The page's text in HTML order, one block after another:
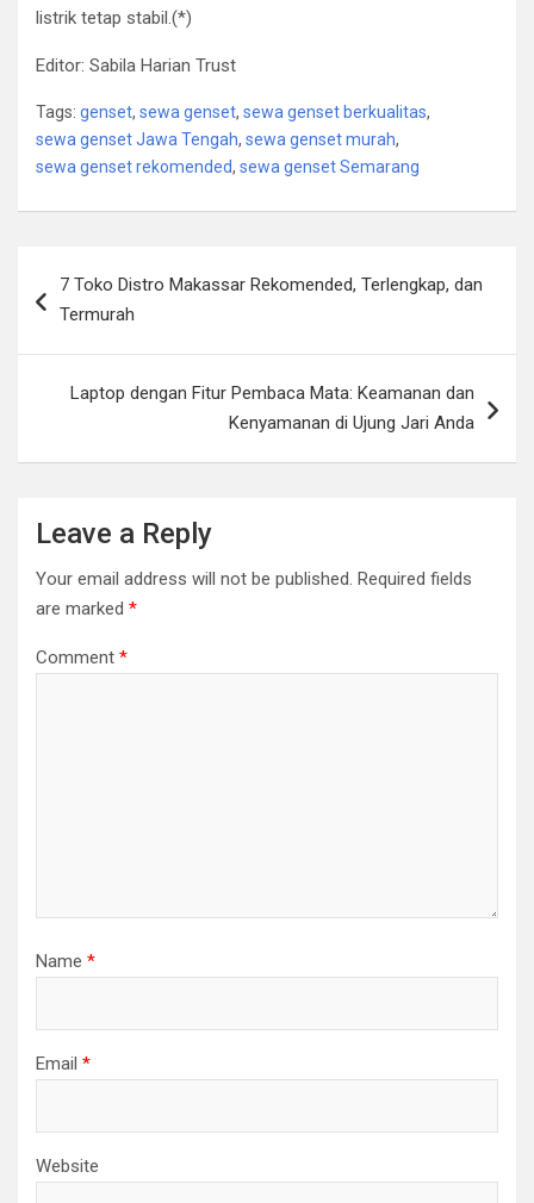
listrik tetap stabil.(*)
Editor: Sabila Harian Trust
Tags: genset, sewa genset, sewa genset berkualitas,
sewa genset Jawa Tengah, sewa genset murah,
sewa genset rekomended, sewa genset Semarang
navigation
7 Toko Distro Makassar Rekomended, Terlengkap, dan
Termurah
Laptop dengan Fitur Pembaca Mata: Keamanan dan
Kenyamanan di Ujung Jari Anda
Leave a Reply
Your email address will not be published. Required fields
are marked *
Comment *
Name *
Email *
Website